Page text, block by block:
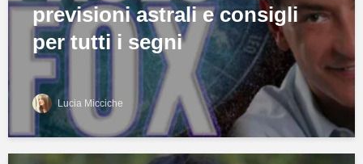
previsioni astrali e consigli
per tutti i segni
Lucia Micciche